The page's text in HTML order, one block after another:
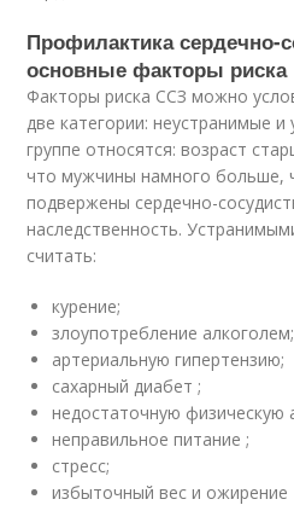
Профилактика сердечно-
основные факторы риска
Факторы риска ССЗ можно
две категории: неустранимые
группе относятся: возраст
что мужчины намного больше,
подвержены сердечно-
наследственность.
считать:
курение;
злоупотребление алкоголем;
артериальную гипертензию;
сахарный диабет ;
недостаточную физическую
неправильное питание ;
стресс;
избыточный вес и ожирение